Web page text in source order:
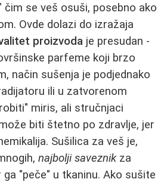
čim se veš osuši, posebno ako
Ovde dolazi do izražaja
proizvoda je presudan -
parfeme koji brzo
način sušenja je podjednako
ili u zatvorenom
miris, ali stručnjaci
biti štetno po zdravlje, jer
Sušilica za veš je,
najbolji saveznikza
"peče" u tkaninu. Ako sušite